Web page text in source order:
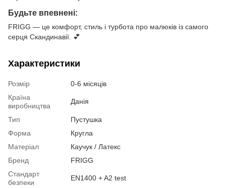
Будьте впевнені:
FRIGG — це комфорт, стиль і турбота про малюків із самого
серця Скандинавії. 💕
Характеристики
Розмір
0-6 місяців
Країна
виробництва
Данія
Тип
Пустушка
Форма
Кругла
Матеріал
Каучук / Латекс
Бренд
FRIGG
Стандарт
безпеки
EN1400 + A2 test